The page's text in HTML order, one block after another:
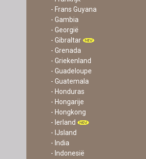
- Frans Guyana
- Gambia
- Georgië
- Gibraltar
- Grenada
- Griekenland
- Guadeloupe
- Guatemala
- Honduras
- Hongarije
- Hongkong
- Ierland
- IJsland
- India
- Indonesië